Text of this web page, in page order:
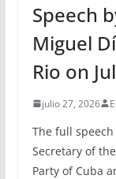
Speech
Miguel
Rio on
julio 27, 2026
The full
Secretary of
Party of Cuba